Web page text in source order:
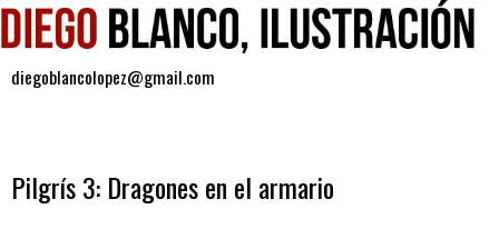
diegoblancolopez@gmail.com
Pilgrís 3: Dragones en el armario